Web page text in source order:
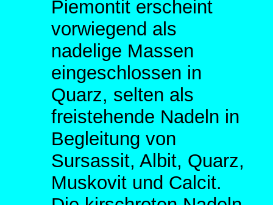
Piemontit erscheint
vorwiegend als
nadelige Massen
eingeschlossen in
Quarz, selten als
freistehende Nadeln in
Begleitung von
Sursassit, Albit, Quarz,
Muskovit und Calcit.